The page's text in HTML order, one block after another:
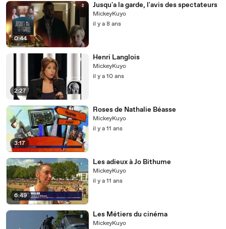
0:44
Jusqu'a la garde, l'avis des spectateurs
MickeyKuyo
il y a 8 ans
2:27
Henri Langlois
MickeyKuyo
il y a 10 ans
3:17
Roses de Nathalie Béasse
MickeyKuyo
il y a 11 ans
6:49
Les adieux à Jo Bithume
MickeyKuyo
il y a 11 ans
Les Métiers du cinéma
MickeyKuyo